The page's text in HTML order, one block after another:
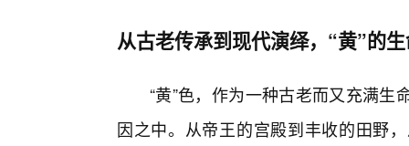
从古老传承到现代演绎，“黄”的
“黄”色，作为一种古老而又充满
因之中。从帝王的宫殿到丰收的田野